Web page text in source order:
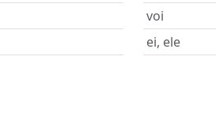
voi
ei, ele